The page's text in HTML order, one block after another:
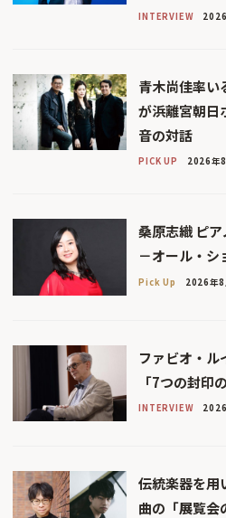
INTERVIEW
青木尚佳率い
が浜離宮朝日
音の対話
PICK UP 2026年
桑原志織 ピ
－オール・シ
Pick Up 2026年8
ファビオ・ル
「7つの封印
INTERVIEW
伝統楽器を用
曲の「展覧会